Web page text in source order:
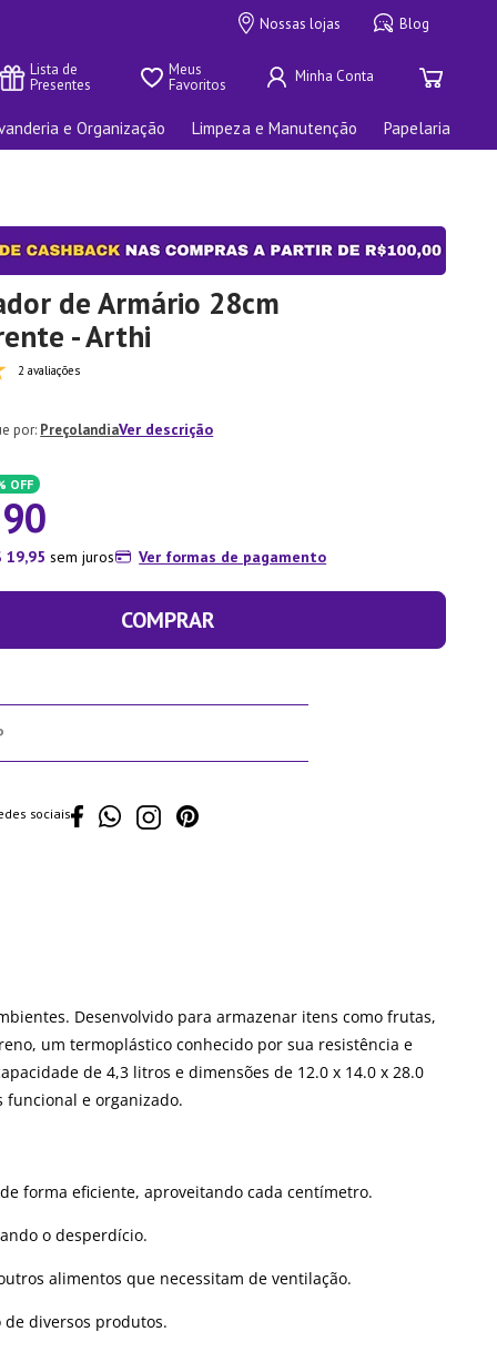
Nossas lojas Blog
Lista de
Presentes
Meus
Favoritos
e Organização Limpeza e Manutenção Papelaria
de Armário 28cm
- Arthi
2 avaliações
PreçolandiaVer descrição
OFF
90
19,95 sem juros Ver formas de pagamento
COMPRAR
sociais
Desenvolvido para armazenar itens como frutas,
um termoplástico conhecido por sua resistência e
de 4,3 litros e dimensões de 12.0 x 14.0 x 28.0
e organizado.
forma eficiente, aproveitando cada centímetro.
o desperdício.
alimentos que necessitam de ventilação.
diversos produtos.